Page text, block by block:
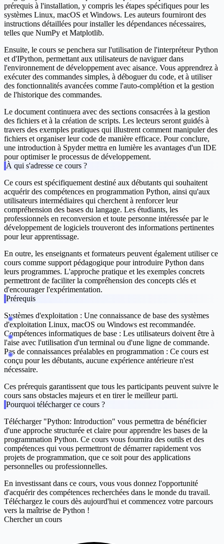
prérequis à l'installation, y compris les étapes spécifiques pour les
systèmes Linux, macOS et Windows. Les auteurs fourniront des
instructions détaillées pour installer les dépendances nécessaires,
telles que NumPy et Matplotlib.
Ensuite, le cours se penchera sur l'utilisation de l'interpréteur Python
et d'IPython, permettant aux utilisateurs de naviguer dans
l'environnement de développement avec aisance. Vous apprendrez à
exécuter des commandes simples, à déboguer du code, et à utiliser
des fonctionnalités avancées comme l'auto-complétion et la gestion
de l'historique des commandes.
Le document continuera avec des sections consacrées à la gestion
des fichiers et à la création de scripts. Les lecteurs seront guidés à
travers des exemples pratiques qui illustrent comment manipuler des
fichiers et organiser leur code de manière efficace. Pour conclure,
une introduction à Spyder mettra en lumière les avantages d'un IDE
pour optimiser le processus de développement.
À qui s'adresse ce cours ?
Ce cours est spécifiquement destiné aux débutants qui souhaitent
acquérir des compétences en programmation Python, ainsi qu'aux
utilisateurs intermédiaires qui cherchent à renforcer leur
compréhension des bases du langage. Les étudiants, les
professionnels en reconversion et toute personne intéressée par le
développement de logiciels trouveront des informations pertinentes
pour leur apprentissage.
En outre, les enseignants et formateurs peuvent également utiliser ce
cours comme support pédagogique pour introduire Python dans
leurs programmes. L'approche pratique et les exemples concrets
permettront de faciliter la compréhension des concepts clés et
d'encourager l'expérimentation.
Prérequis
Systèmes d'exploitation : Une connaissance de base des systèmes
d'exploitation Linux, macOS ou Windows est recommandée.
Compétences informatiques de base : Les utilisateurs doivent être à
l'aise avec l'utilisation d'un terminal ou d'une ligne de commande.
Pas de connaissances préalables en programmation : Ce cours est
conçu pour les débutants, aucune expérience antérieure n'est
nécessaire.
Ces prérequis garantissent que tous les participants peuvent suivre le
cours sans obstacles majeurs et en tirer le meilleur parti.
Pourquoi télécharger ce cours ?
Télécharger "Python: Introduction" vous permettra de bénéficier
d'une approche structurée et claire pour apprendre les bases de la
programmation Python. Ce cours vous fournira des outils et des
compétences qui vous permettront de démarrer rapidement vos
projets de programmation, que ce soit pour des applications
personnelles ou professionnelles.
En investissant dans ce cours, vous vous donnez l'opportunité
d'acquérir des compétences recherchées dans le monde du travail.
Téléchargez le cours dès aujourd'hui et commencez votre parcours
vers la maîtrise de Python !
Chercher un cours